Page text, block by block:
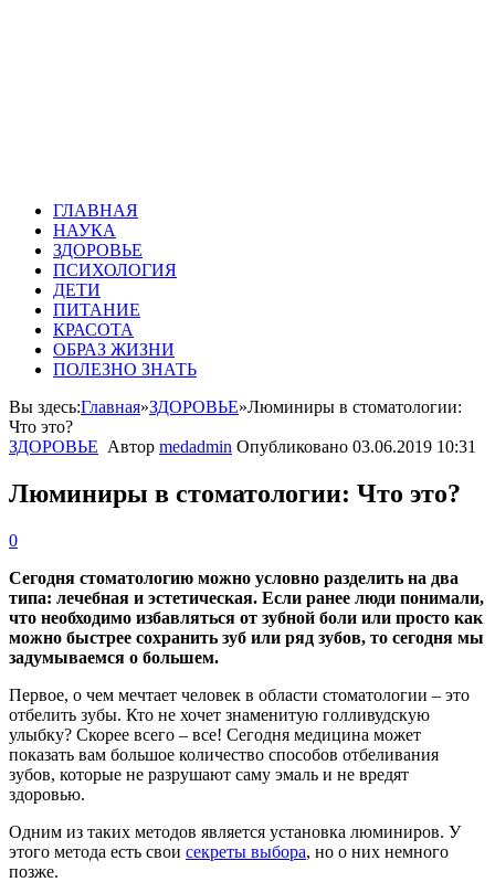
ГЛАВНАЯ
НАУКА
ЗДОРОВЬЕ
ПСИХОЛОГИЯ
ДЕТИ
ПИТАНИЕ
КРАСОТА
ОБРАЗ ЖИЗНИ
ПОЛЕЗНО ЗНАТЬ
Вы здесь:Главная»ЗДОРОВЬЕ»Люминиры в стоматологии:
Что это?
ЗДОРОВЬЕ Автор medadmin Опубликовано 03.06.2019 10:31
Люминиры в стоматологии: Что это?
0
Сегодня стоматологию можно условно разделить на два
типа: лечебная и эстетическая. Если ранее люди понимали,
что необходимо избавляться от зубной боли или просто как
можно быстрее сохранить зуб или ряд зубов, то сегодня мы
задумываемся о большем.
Первое, о чем мечтает человек в области стоматологии – это
отбелить зубы. Кто не хочет знаменитую голливудскую
улыбку? Скорее всего – все! Сегодня медицина может
показать вам большое количество способов отбеливания
зубов, которые не разрушают саму эмаль и не вредят
здоровью.
Одним из таких методов является установка люминиров. У
этого метода есть свои секреты выбора, но о них немного
позже.